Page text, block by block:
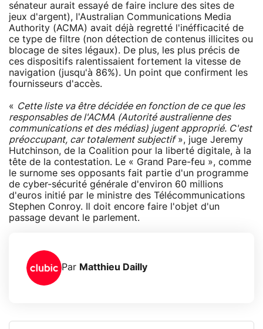
sénateur aurait essayé de faire inclure des sites de
jeux d'argent), l'Australian Communications Media
Authority (ACMA) avait déjà regretté l'inéfficacité de
ce type de filtre (non détection de contenus illicites ou
blocage de sites légaux). De plus, les plus précis de
ces dispositifs ralentissaient fortement la vitesse de
navigation (jusqu'à 86%). Un point que confirment les
fournisseurs d'accès.
« Cette liste va être décidée en fonction de ce que les
responsables de l'ACMA (Autorité australienne des
communications et des médias) jugent approprié. C'est
préoccupant, car totalement subjectif», juge Jeremy
Hutchinson, de la Coalition pour la liberté digitale, à la
tête de la contestation. Le « Grand Pare-feu », comme
le surnome ses opposants fait partie d'un programme
de cyber-sécurité générale d'environ 60 millions
d'euros initié par le ministre des Télécommunications
Stephen Conroy. Il doit encore faire l'objet d'un
passage devant le parlement.
Par Matthieu Dailly